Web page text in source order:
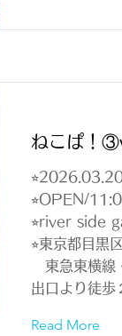
ねこぱ！
⭐︎OPEN/
⭐︎river side
⭐︎東京都目
東急東横線
出口より徒歩
Read More